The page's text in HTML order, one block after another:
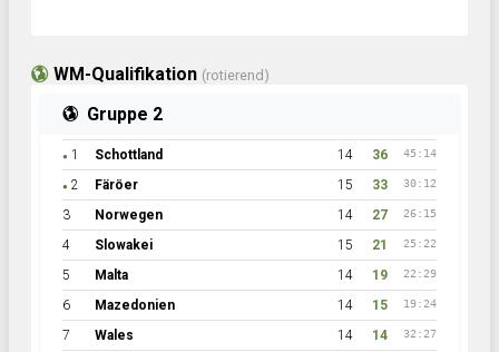
WM-Qualifikation (rotierend)
Gruppe 2
● 1 Schottland 14 36 45:14
● 2 Färöer 15 33 30:12
3 Norwegen 14 27 26:15
4 Slowakei 15 21 25:22
5 Malta 14 19 22:29
6 Mazedonien 14 15 19:24
7 Wales 14 14 32:27